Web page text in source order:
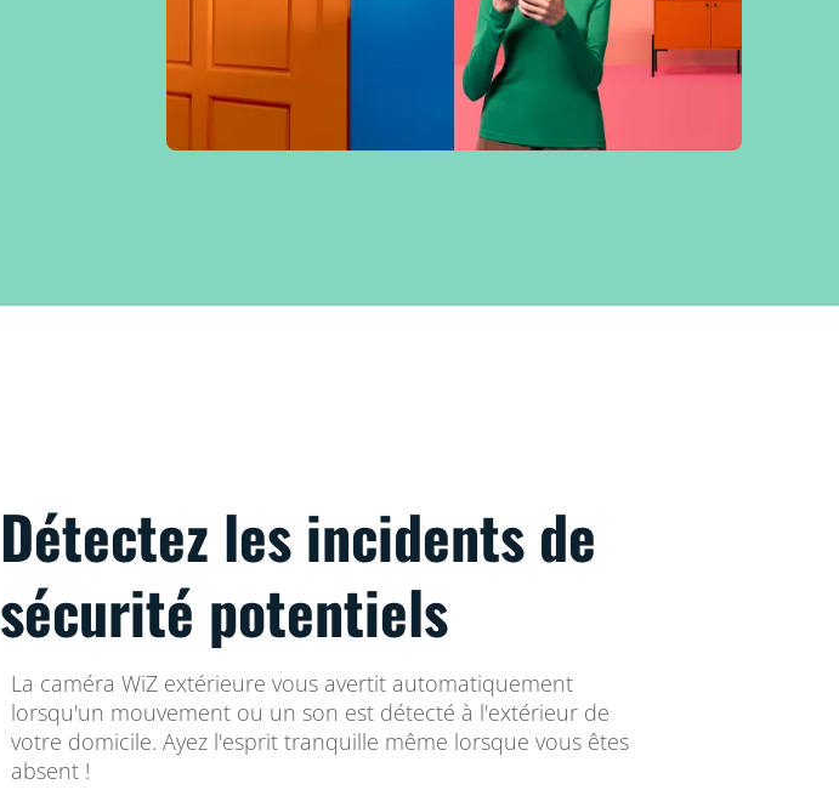
Détectez les incidents de
sécurité potentiels
La caméra WiZ extérieure vous avertit automatiquement
lorsqu'un mouvement ou un son est détecté à l'extérieur de
votre domicile. Ayez l'esprit tranquille même lorsque vous êtes
absent !